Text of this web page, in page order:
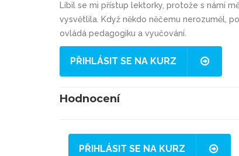
Líbil se mi přístup lektorky, protože s námi
vysvětlila. Když někdo něčemu nerozuměl,
ovládá pedagogiku a vyučování.
PŘIHLÁSIT SE NA KURZ
Hodnocení
PŘIHLÁSIT SE NA KURZ